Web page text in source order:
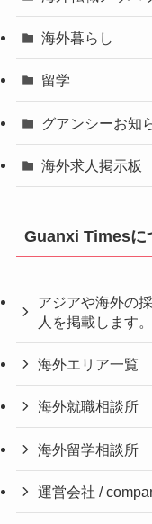
海外暮らし
留学
グアンシーお知
海外求人掲示板
Guanxi Timesに
アジアや海外の
人を掲載します。
海外エリア一覧
海外就職相談所
海外留学相談所
運営会社 /